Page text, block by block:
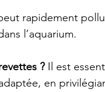
rapidement
l’aquarium.
? Il est
en